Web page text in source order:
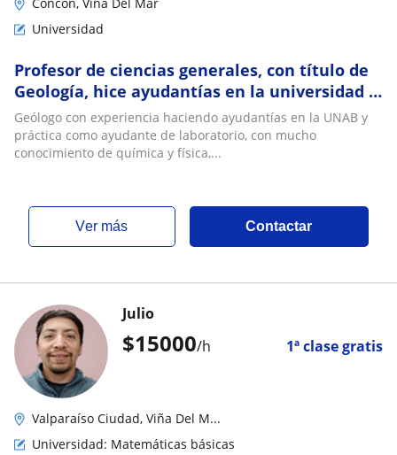
Universidad
Profesor de ciencias generales, con título de
Geología, hice ayudantías en la universidad y
realicé mi práctica en laboratorio
Geólogo con experiencia haciendo ayudantías en la UNAB y
práctica como ayudante de laboratorio, con mucho
conocimiento de química y física,...
ver más Contactar
$15000/h 1ª clase gratis
Julio
Valparaíso Ciudad, Viña Del M...
Universidad: Matemáticas básicas